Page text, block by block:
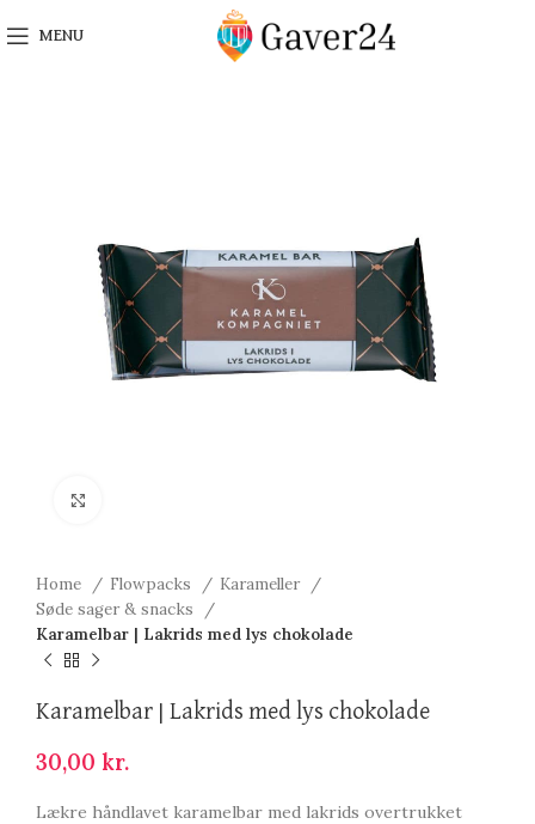
MENU
Home Flowpacks
Karameller
Søde sager & snacks
Karamelbar | Lakrids med lys chokolade
Karamelbar | Lakrids med lys chokolade
30,00 kr.
Lækre håndlavet karamelbar med lakrids overtrukket